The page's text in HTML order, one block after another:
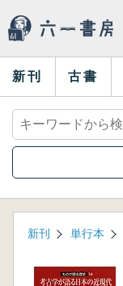
新刊 古書
新刊 単行本